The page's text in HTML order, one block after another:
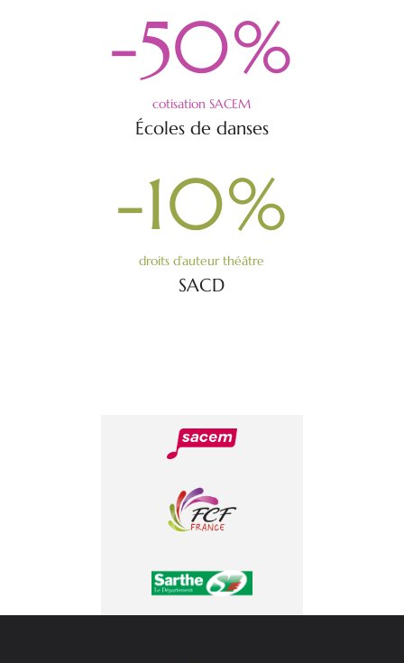
-50%
cotisation SACEM
Écoles de danses
-10%
droits d’auteur théâtre
SACD